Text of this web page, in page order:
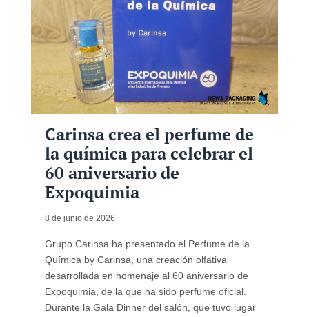
Carinsa crea el perfume de
la química para celebrar el
60 aniversario de
Expoquimia
8 de junio de 2026
Grupo Carinsa ha presentado el Perfume de la
Química by Carinsa, una creación olfativa
desarrollada en homenaje al 60 aniversario de
Expoquimia, de la que ha sido perfume oficial.
Durante la Gala Dinner del salón, que tuvo lugar